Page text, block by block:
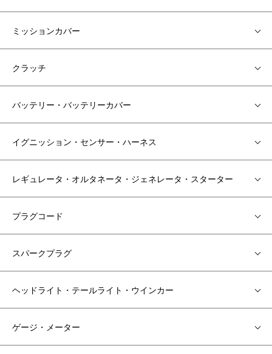
ミッションカバー
クラッチ
バッテリー・バッテリーカバー
イグニッション・センサー・ハーネス
レギュレータ・オルタネータ・ジェネレータ・スターター
プラグコード
スパークプラグ
ヘッドライト・テールライト・ウインカー
ゲージ・メーター